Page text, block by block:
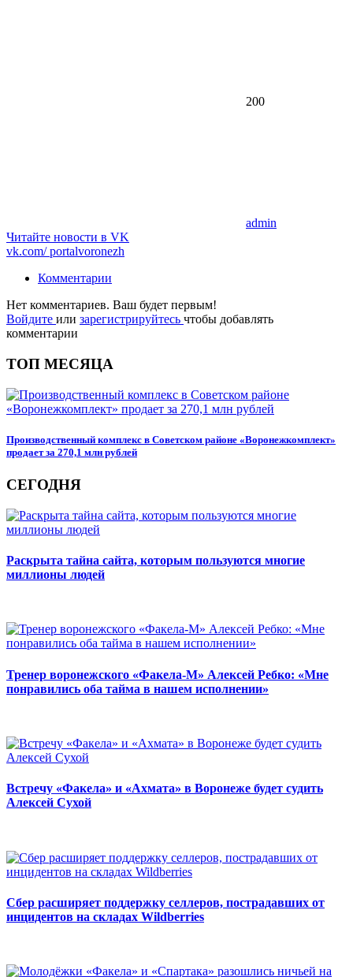
200
admin
Читайте новости в VK
vk.com/portalvoronezh
Комментарии
Нет комментариев. Ваш будет первым!
Войдите или зарегистрируйтесь чтобы добавлять
комментарии
ТОП МЕСЯЦА
Производственный комплекс в Советском районе «Воронежкомплект»
продает за 270,1 млн рублей
СЕГОДНЯ
Раскрыта тайна сайта, которым пользуются многие
миллионы людей
Тренер воронежского «Факела-М» Алексей Ребко: «Мне
понравились оба тайма в нашем исполнении»
Встречу «Факела» и «Ахмата» в Воронеже будет судить
Алексей Сухой
Сбер расширяет поддержку селлеров, пострадавших от
инцидентов на складах Wildberries